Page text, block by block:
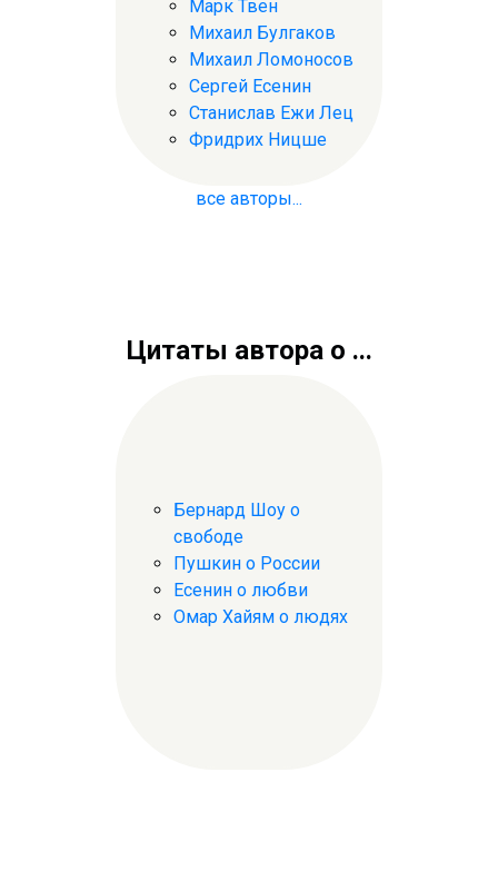
Марк Твен
Михаил Булгаков
Михаил Ломоносов
Сергей Есенин
Станислав Ежи Лец
Фридрих Ницше
все авторы...
Цитаты автора о ...
Бернард Шоу о
свободе
Пушкин о России
Есенин о любви
Омар Хайям о людях